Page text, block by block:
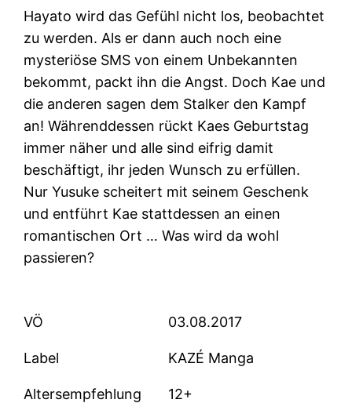
Hayato wird das Gefühl nicht los, beobachtet
zu werden. Als er dann auch noch eine
mysteriöse SMS von einem Unbekannten
bekommt, packt ihn die Angst. Doch Kae und
die anderen sagen dem Stalker den Kampf
an! Währenddessen rückt Kaes Geburtstag
immer näher und alle sind eifrig damit
beschäftigt, ihr jeden Wunsch zu erfüllen.
Nur Yusuke scheitert mit seinem Geschenk
und entführt Kae stattdessen an einen
romantischen Ort … Was wird da wohl
passieren?
VÖ 03.08.2017
Label KAZÉ Manga
Altersempfehlung 12+